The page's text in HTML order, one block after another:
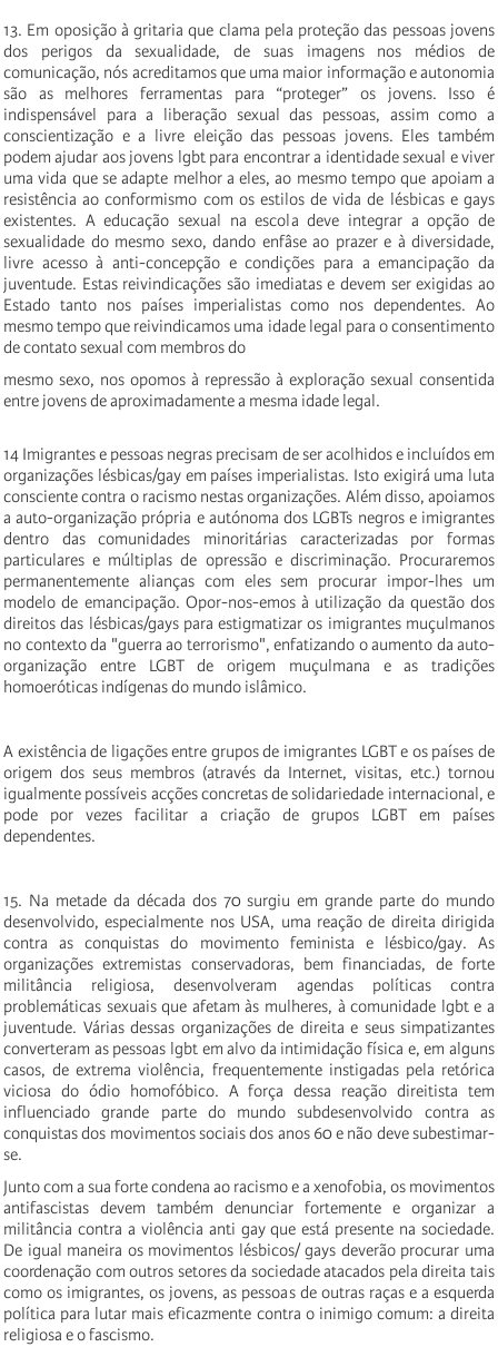
13. Em oposição à gritaria que clama pela proteção das pessoas jovens
dos perigos da sexualidade, de suas imagens nos médios de
comunicação, nós acreditamos que uma maior informação e autonomia
são as melhores ferramentas para “proteger” os jovens. Isso é
indispensável para a liberação sexual das pessoas, assim como a
conscientização e a livre eleição das pessoas jovens. Eles também
podem ajudar aos jovens lgbt para encontrar a identidade sexual e viver
uma vida que se adapte melhor a eles, ao mesmo tempo que apoiam a
resistência ao conformismo com os estilos de vida de lésbicas e gays
existentes. A educação sexual na escola deve integrar a opção de
sexualidade do mesmo sexo, dando enfâse ao prazer e à diversidade,
livre acesso à anti-concepção e condições para a emancipação da
juventude. Estas reivindicações são imediatas e devem ser exigidas ao
Estado tanto nos países imperialistas como nos dependentes. Ao
mesmo tempo que reivindicamos uma idade legal para o consentimento
de contato sexual com membros do
mesmo sexo, nos opomos à repressão à exploração sexual consentida
entre jovens de aproximadamente a mesma idade legal.
14 Imigrantes e pessoas negras precisam de ser acolhidos e incluídos em
organizações lésbicas/gay em países imperialistas. Isto exigirá uma luta
consciente contra o racismo nestas organizações. Além disso, apoiamos
a auto-organização própria e autónoma dos LGBTs negros e imigrantes
dentro das comunidades minoritárias caracterizadas por formas
particulares e múltiplas de opressão e discriminação. Procuraremos
permanentemente alianças com eles sem procurar impor-lhes um
modelo de emancipação. Opor-nos-emos à utilização da questão dos
direitos das lésbicas/gays para estigmatizar os imigrantes muçulmanos
no contexto da "guerra ao terrorismo", enfatizando o aumento da auto-
organização entre LGBT de origem muçulmana e as tradições
homoeróticas indígenas do mundo islâmico.
A existência de ligações entre grupos de imigrantes LGBT e os países de
origem dos seus membros (através da Internet, visitas, etc.) tornou
igualmente possíveis acções concretas de solidariedade internacional, e
pode por vezes facilitar a criação de grupos LGBT em países
dependentes.
15. Na metade da década dos 70 surgiu em grande parte do mundo
desenvolvido, especialmente nos USA, uma reação de direita dirigida
contra as conquistas do movimento feminista e lésbico/gay. As
organizações extremistas conservadoras, bem financiadas, de forte
militância religiosa, desenvolveram agendas políticas contra
problemáticas sexuais que afetam às mulheres, à comunidade lgbt e a
juventude. Várias dessas organizações de direita e seus simpatizantes
converteram as pessoas lgbt em alvo da intimidação física e, em alguns
casos, de extrema violência, frequentemente instigadas pela retórica
viciosa do ódio homofóbico. A força dessa reação direitista tem
influenciado grande parte do mundo subdesenvolvido contra as
conquistas dos movimentos sociais dos anos 60 e não deve subestimar-
se.
Junto com a sua forte condena ao racismo e a xenofobia, os movimentos
antifascistas devem também denunciar fortemente e organizar a
militância contra a violência anti gay que está presente na sociedade.
De igual maneira os movimentos lésbicos/ gays deverão procurar uma
coordenação com outros setores da sociedade atacados pela direita tais
como os imigrantes, os jovens, as pessoas de outras raças e a esquerda
política para lutar mais eficazmente contra o inimigo comum: a direita
religiosa e o fascismo.